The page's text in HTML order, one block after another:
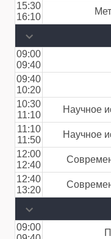
15:30
16:10
09:00
09:40
09:40
10:20
10:30
11:10
Научное
11:10
11:50
Научное
12:00
12:40
12:40
13:20
09:00